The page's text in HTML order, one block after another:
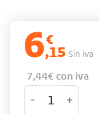
6€
,15 Sin iva
7,44€ con iva
Timbre cantidad